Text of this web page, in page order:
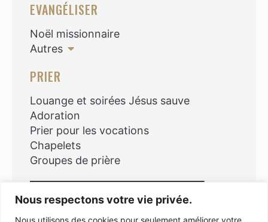
Nous respectons votre vie privée.
Nous utilisons des cookies pour seulement améliorer votre
EVANGÉLISER
Noël missionnaire
Autres
PRIER
Louange et soirées Jésus sauve
Adoration
Prier pour les vocations
Chapelets
Groupes de prière